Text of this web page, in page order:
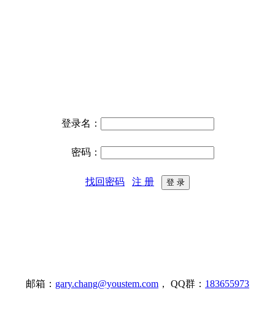
登录名：
密码：
找回密码 注 册
邮箱： gary.chang@youstem.com ， QQ群： 183655973